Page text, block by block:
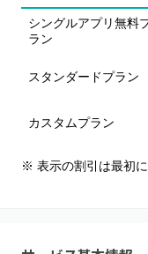
シングルアプリ無料
ラン
スタンダードプラン
カスタムプラン
※ 表示の割引は最初